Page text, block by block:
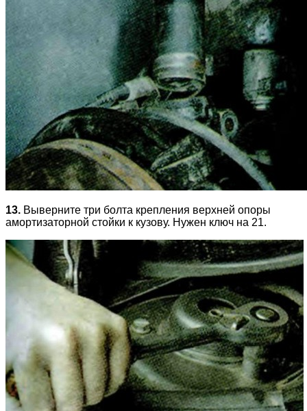
13. Выверните три болта крепления верхней опоры
амортизаторной стойки к кузову. Нужен ключ на 21.